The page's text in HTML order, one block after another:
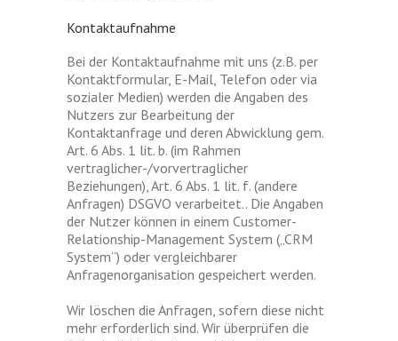
Kontaktaufnahme
Bei der Kontaktaufnahme mit uns (z.B. per
Kontaktformular, E-Mail, Telefon oder via
sozialer Medien) werden die Angaben des
Nutzers zur Bearbeitung der
Kontaktanfrage und deren Abwicklung gem.
Art. 6 Abs. 1 lit. b. (im Rahmen
vertraglicher-/vorvertraglicher
Beziehungen), Art. 6 Abs. 1 lit. f. (andere
Anfragen) DSGVO verarbeitet.. Die Angaben
der Nutzer können in einem Customer-
Relationship-Management System („CRM
System“) oder vergleichbarer
Anfragenorganisation gespeichert werden.
Wir löschen die Anfragen, sofern diese nicht
mehr erforderlich sind. Wir überprüfen die